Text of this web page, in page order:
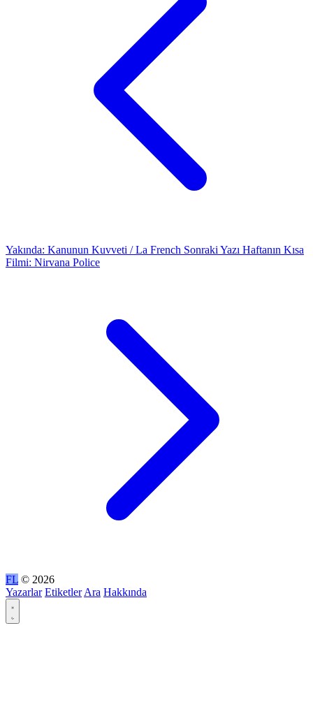
Yakında: Kanunun Kuvveti / La French Sonraki Yazı Haftanın Kısa
Filmi: Nirvana Police
FL © 2026
Yazarlar Etiketler Ara Hakkında